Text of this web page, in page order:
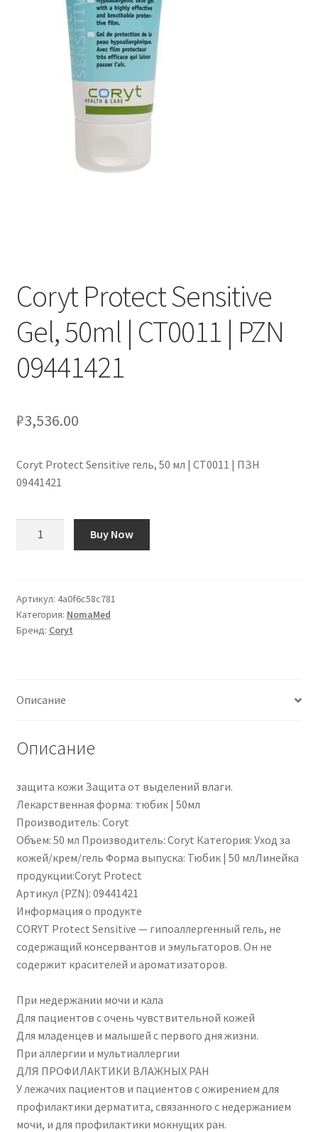
Оформление заказа
Подтверждение заказа
Сотрудничество
Coryt Protect Sensitive
Gel, 50ml | CT0011 | PZN
09441421
₽3,536.00
Coryt Protect Sensitive гель, 50 мл | CT0011 | ПЗН
09441421
Sensitive
Gel,
50ml
PZN
Buy Now
Артикул: 4a0f6c58c781
Категория: NomaMed
Бренд: Coryt
Описание
Описание
защита кожи Защита от выделений влаги.
Лекарственная форма: тюбик | 50мл
Производитель: Coryt
Объем: 50 мл Производитель: Coryt Категория: Уход за
кожей/крем/гель Форма выпуска: Тюбик | 50 млЛинейка
продукции:Coryt Protect
Артикул (PZN): 09441421
Информация о продукте
CORYT Protect Sensitive — гипоаллергенный гель, не
содержащий консервантов и эмульгаторов. Он не
содержит красителей и ароматизаторов.
При недержании мочи и кала
Для пациентов с очень чувствительной кожей
Для младенцев и малышей с первого дня жизни.
При аллергии и мультиаллергии
ДЛЯ ПРОФИЛАКТИКИ ВЛАЖНЫХ РАН
У лежачих пациентов и пациентов с ожирением для
профилактики дерматита, связанного с недержанием
мочи, и для профилактики мокнущих ран.